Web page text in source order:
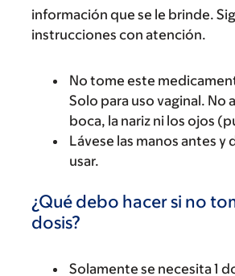
información que se le brinde.
instrucciones con atención.
No tome este
Solo para uso vaginal. No
boca, la nariz ni los ojos
Lávese las manos antes y
usar.
¿Qué debo hacer si no
dosis?
Solamente se necesita 1